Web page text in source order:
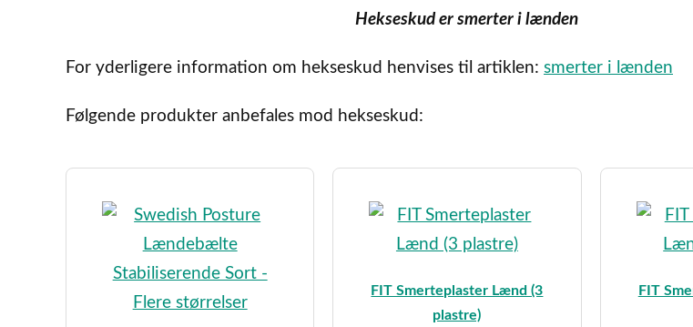
Hekseskud er smerter i lænden
For yderligere information om hekseskud henvises til artiklen: smerter i lænden
Følgende produkter anbefales mod hekseskud:
FIT Smerteplaster Lænd (3
plastre)
FIT